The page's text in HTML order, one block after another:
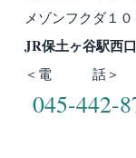
メゾンフクダ１０
JR保土ヶ谷駅西
＜電 話＞
045-442-